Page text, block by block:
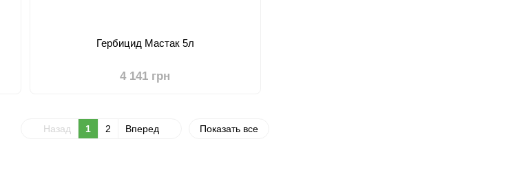
Гербицид Мастак 5л
4 141 грн
Назад 1 2 Вперед Показать все